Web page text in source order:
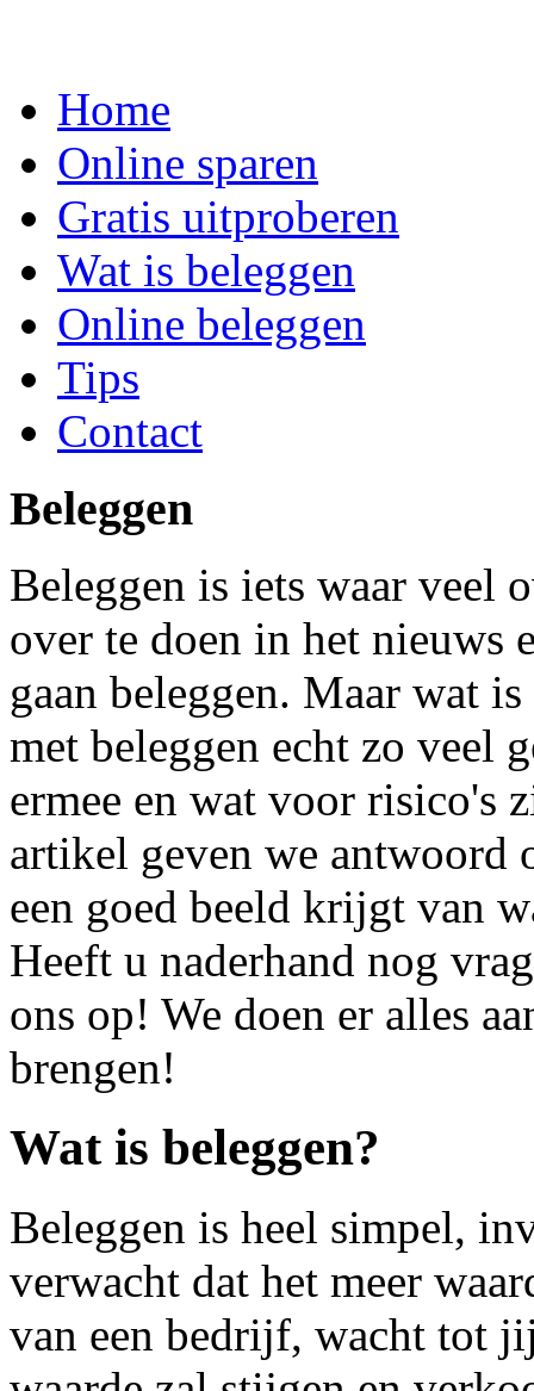
Home
Online sparen
Gratis uitproberen
Wat is beleggen
Online beleggen
Tips
Contact
Beleggen
Beleggen is iets waar veel
over te doen in het nieuws
gaan beleggen. Maar wat
met beleggen echt zo veel
ermee en wat voor risico's
artikel geven we antwoord
een goed beeld krijgt van
Heeft u naderhand nog
ons op! We doen er alles
brengen!
Wat is beleggen?
Beleggen is heel simpel,
verwacht dat het meer
van een bedrijf, wacht tot